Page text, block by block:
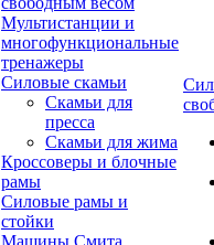
Мультистанции и
многофункциональные
тренажеры
Силовые скамьи
Скамьи для
пресса
Скамьи для жима
Кроссоверы и блочные
рамы
Силовые рамы и
стойки
Машины Смита